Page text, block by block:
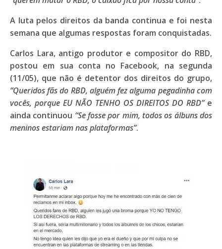
A luta pelos direitos da banda continua e foi nesta
semana que algumas respostas foram conquistadas.
Carlos Lara, antigo produtor e compositor do RBD,
postou em sua conta no Facebook, na segunda
(11/05), que não é detentor dos direitos do grupo,
“Queridos fãs do RBD, alguém fez alguma pegadinha com
vocês, porque EU NÃO TENHO OS DIREITOS DO RBD”e
ainda continuou “Se fosse por mim, todos os álbuns dos
meninos estariam nas plataformas”.